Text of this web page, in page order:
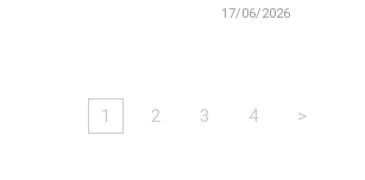
17/06/2026
1 2 3 4 >